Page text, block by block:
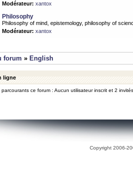
Modérateur: xantox
Philosophy
Philosophy of mind, epistemology, philosophy of
Modérateur: xantox
forum » English
ligne
parcourants ce forum : Aucun utilisateur inscrit et 2 invités
Copyright 2006-